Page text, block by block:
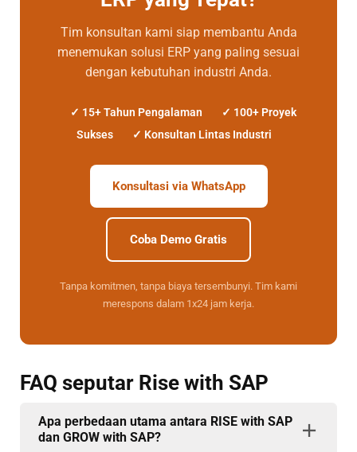
Tim konsultan kami siap membantu Anda
menemukan solusi ERP yang paling sesuai
dengan kebutuhan industri Anda.
✓ 15+ Tahun Pengalaman
✓ 100+ Proyek
Sukses
✓ Konsultan Lintas Industri
Konsultasi via WhatsApp
Coba Demo Gratis
Tanpa komitmen, tanpa biaya tersembunyi. Tim kami
merespons dalam 1x24 jam kerja.
FAQ seputar Rise with SAP
Apa perbedaan utama antara RISE with SAP
dan GROW with SAP?